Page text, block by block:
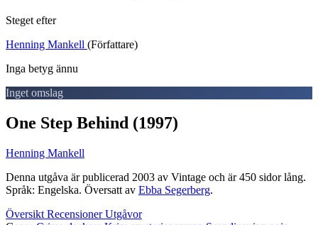
Steget efter
Henning Mankell (Författare)
Inga betyg ännu
Inget omslag
One Step Behind (1997)
Henning Mankell
Denna utgåva är publicerad 2003 av Vintage och är 450 sidor lång.
Språk: Engelska. Översatt av Ebba Segerberg.
Översikt RecensionerUtgåvor